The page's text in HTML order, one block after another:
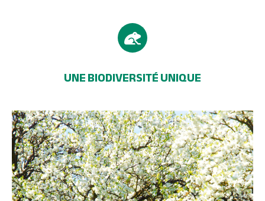
UNE BIODIVERSITÉ UNIQUE